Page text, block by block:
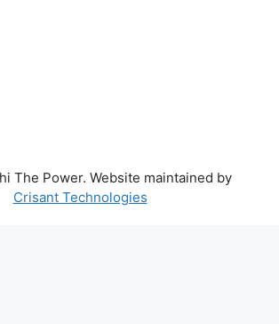
The Power. Website maintained by
Crisant Technologies